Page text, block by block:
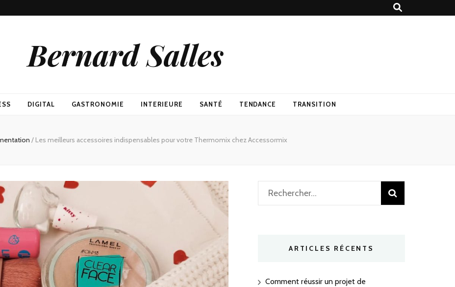
Bernard Salles
DIGITAL GASTRONOMIE INTERIEURE SANTÉ TENDANCE TRANSITION
/ Les meilleurs accessoires indispensables pour votre Thermomix chez Accessormix
Rechercher :
ARTICLES RÉCENTS
Comment réussir un projet de